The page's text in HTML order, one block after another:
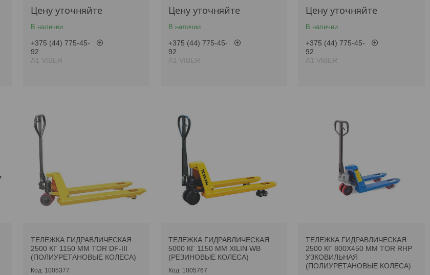
Цену уточняйте
В наличии
+375 (44) 775-45-
92
А1 VIBER
Цену уточняйте
В наличии
+375 (44) 775-45-
92
А1 VIBER
Цену уточняйте
В наличии
+375 (44) 775-45-
92
А1 VIBER
ТЕЛЕЖКА ГИДРАВЛИЧЕСКАЯ
2500 КГ 1150 ММ TOR DF-III
(ПОЛИУРЕТАНОВЫЕ КОЛЕСА)
1005377
ТЕЛЕЖКА ГИДРАВЛИЧЕСКАЯ
5000 КГ 1150 ММ XILIN WB
(РЕЗИНОВЫЕ КОЛЕСА)
1005767
ТЕЛЕЖКА ГИДРАВЛИЧЕСКАЯ
2500 КГ 800X450 ММ TOR RHP
УЗКОВИЛЬНАЯ
(ПОЛИУРЕТАНОВЫЕ КОЛЕСА)